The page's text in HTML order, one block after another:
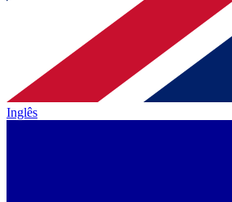
Inglês